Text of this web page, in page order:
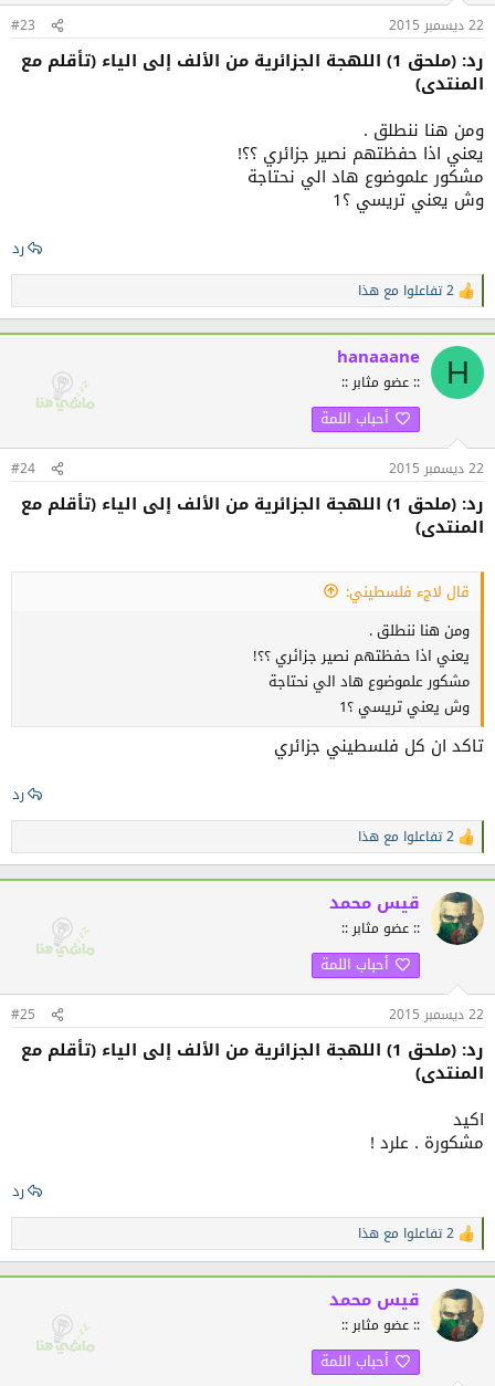
:
22 ديسمبر 2015 #23
رد: (ملحق 1) اللهجة الجزائرية من الألف إلى الياء (تأقلم مع
المنتدى)
ومن هنا ننطلق .
يعني اذا حفظتهم نصير جزائري ؟؟!
مشكور علموضوع هاد الي نحتاجة
وش يعني تريسي ؟1
رد
ا
ل
ت
ف
ع
:
2 تفاعلوا مع هذا
H
hanaaane
:: عضو مثابر ::
أحباب اللمة
22 ديسمبر 2015 #24
رد: (ملحق 1) اللهجة الجزائرية من الألف إلى الياء (تأقلم مع
المنتدى)
قال لاجء فلسطيني:
ومن هنا ننطلق .
يعني اذا حفظتهم نصير جزائري ؟؟!
مشكور علموضوع هاد الي نحتاجة
وش يعني تريسي ؟1
تاكد ان كل فلسطيني جزائري
رد
ا
ل
ت
ف
ا
ع
:
2 تفاعلوا مع هذا
قيس محمد
:: عضو مثابر ::
أحباب اللمة
22 ديسمبر 2015 #25
رد: (ملحق 1) اللهجة الجزائرية من الألف إلى الياء (تأقلم مع
المنتدى)
اكيد
مشكورة . علرد !
رد
ا
ل
ت
ف
ا
ع
2 تفاعلوا مع هذا
قيس محمد
:: عضو مثابر ::
أحباب اللمة